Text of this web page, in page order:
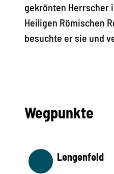
gekrönten Herrscher
Heiligen Römischen
besuchte er sie und
Wegpunkte
Start
Lengenfeld